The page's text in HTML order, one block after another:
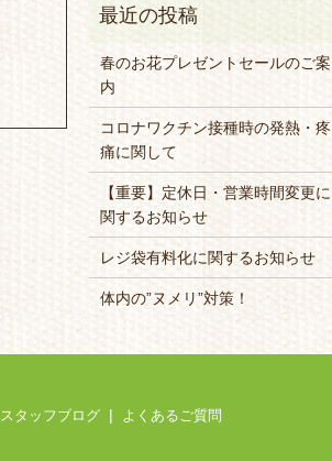
春のお花プレゼントセールのご案
内
コロナワクチン接種時の発熱・疼
痛に関して
【重要】定休日・営業時間変更に
関するお知らせ
レジ袋有料化に関するお知らせ
体内の”ヌメリ”対策！
スタッフブログ よくあるご質問